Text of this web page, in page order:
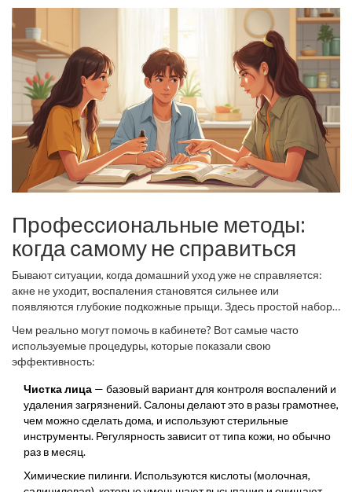
Профессиональные методы:
когда самому не справиться
Бывают ситуации, когда домашний уход уже не справляется:
акне не уходит, воспаления становятся сильнее или
появляются глубокие подкожные прыщи. Здесь простой набор
косметологу.
Чем реально могут помочь в кабинете? Вот самые часто
используемые процедуры, которые показали свою
эффективность:
Чистка лица — базовый вариант для контроля воспалений и
удаления загрязнений. Салоны делают это в разы грамотнее,
чем можно сделать дома, и используют стерильные
инструменты. Регулярность зависит от типа кожи, но обычно
раз в месяц.
Химические пилинги. Используются кислоты (молочная,